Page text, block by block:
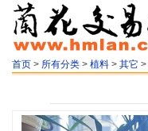
首页 > 所有分类 > 植料 > 其它 >